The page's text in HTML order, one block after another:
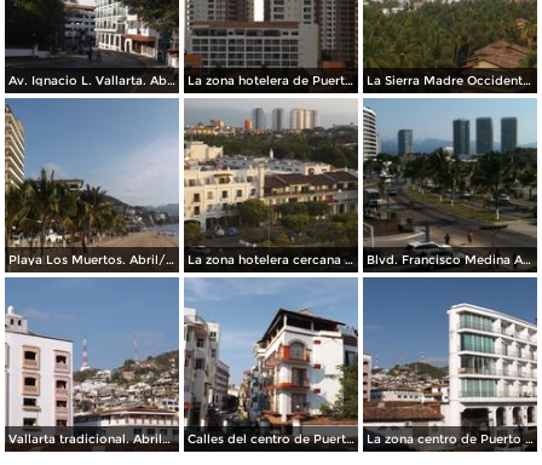
Av. Ignacio L. Vallarta. Abril/2015 La zona hotelera de Puerto Vallarta. Abril/2015 La Sierra Madre Occidental desde la zona hotelera. Abril/2015
Playa Los Muertos. Abril/2015 La zona hotelera cercana al aeropuerto. Mayo/2015 Blvd. Francisco Medina Ascencio. Abril/2015
Vallarta tradicional. Abril/2015 Calles del centro de Puerto Vallarta. Abril/2015 La zona centro de Puerto Vallarta. Abril/2015